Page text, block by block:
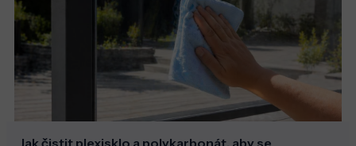
Jak čistit plexisklo a polykarbonát, aby se